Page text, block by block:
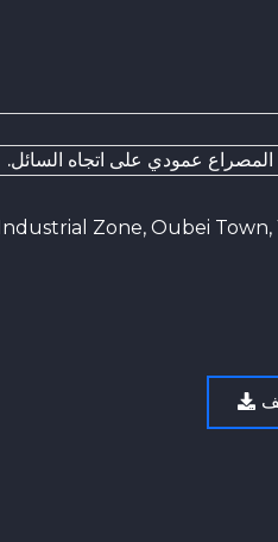
المصراع عمودي على اتجاه السائل.
Zone, Oubei Town,